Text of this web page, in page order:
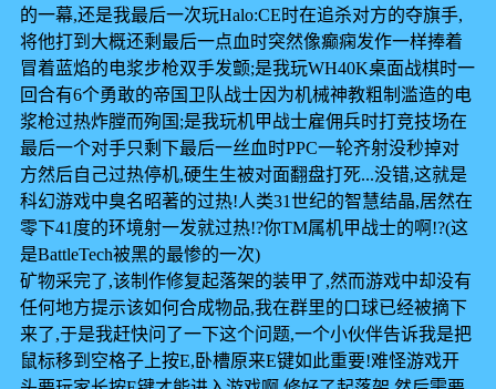
的一幕,还是我最后一次玩Halo:CE时在追杀对方的夺旗手,
将他打到大概还剩最后一点血时突然像癫痫发作一样捧着
冒着蓝焰的电浆步枪双手发颤;是我玩WH40K桌面战棋时一
回合有6个勇敢的帝国卫队战士因为机械神教粗制滥造的电
浆枪过热炸膛而殉国;是我玩机甲战士雇佣兵时打竞技场在
最后一个对手只剩下最后一丝血时PPC一轮齐射没秒掉对
方然后自己过热停机,硬生生被对面翻盘打死...没错,这就是
科幻游戏中臭名昭著的过热!人类31世纪的智慧结晶,居然在
零下41度的环境射一发就过热!?你TM属机甲战士的啊!?(这
是BattleTech被黑的最惨的一次)
矿物采完了,该制作修复起落架的装甲了,然而游戏中却没有
任何地方提示该如何合成物品,我在群里的口球已经被摘下
来了,于是我赶快问了一下这个问题,一个小伙伴告诉我是把
鼠标移到空格子上按E,卧槽原来E键如此重要!难怪游戏开